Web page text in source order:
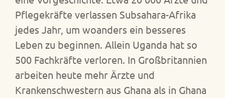
Pflegekräfte verlassen Subsahara-Afrika
jedes Jahr, um woanders ein besseres
Leben zu beginnen. Allein Uganda hat so
500 Fachkräfte verloren. In Großbritannien
arbeiten heute mehr Ärzte und
Krankenschwestern aus Ghana als in Ghana